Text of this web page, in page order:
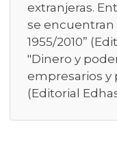
extranjeras.
se encuentran
1955/2010”
"Dinero y
empresarios y
(Editorial